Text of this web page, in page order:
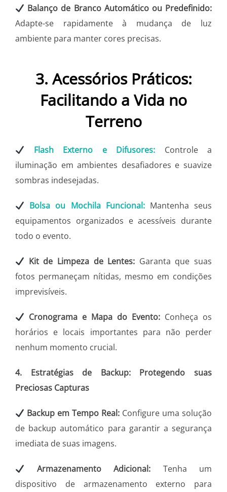
Balanço de Branco Automático ou Predefinido:
Adapte-se rapidamente à mudança de luz
ambiente para manter cores precisas.
3. Acessórios Práticos:
Facilitando a Vida no
Terreno
Flash Externo e Difusores: Controle a
iluminação em ambientes desafiadores e suavize
sombras indesejadas.
Bolsa ou Mochila Funcional:Mantenha seus
equipamentos organizados e acessíveis durante
todo o evento.
Kit de Limpeza de Lentes: Garanta que suas
fotos permaneçam nítidas, mesmo em condições
imprevisíveis.
Cronograma e Mapa do Evento: Conheça os
horários e locais importantes para não perder
nenhum momento crucial.
4. Estratégias de Backup: Protegendo suas
Preciosas Capturas
Backup em Tempo Real: Configure uma solução
de backup automático para garantir a segurança
imediata de suas imagens.
Armazenamento Adicional: Tenha um
dispositivo de armazenamento externo para